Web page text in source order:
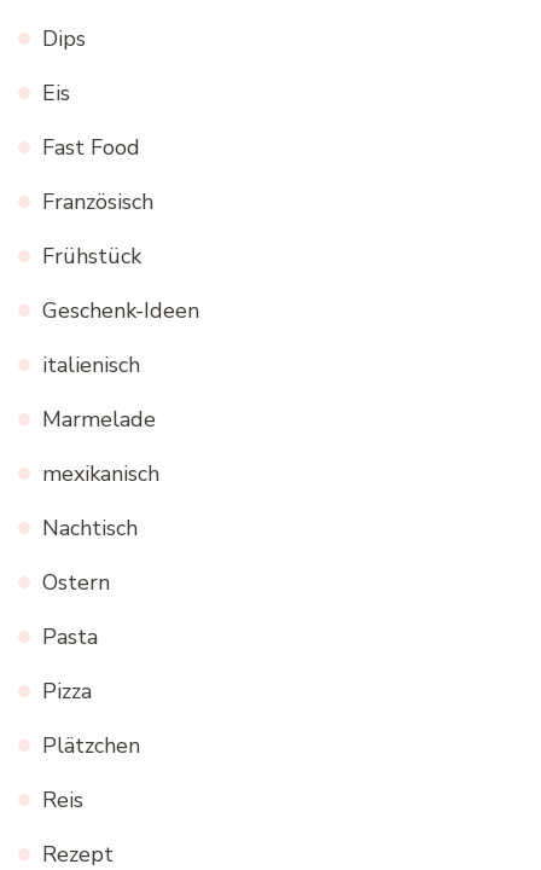
Dips
Eis
Fast Food
Französisch
Frühstück
Geschenk-Ideen
italienisch
Marmelade
mexikanisch
Nachtisch
Ostern
Pasta
Pizza
Plätzchen
Reis
Rezept